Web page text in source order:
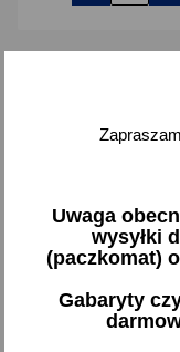
Uszczelniacz zaworu
Skoda 105 120 130
Uwaga
wysyłki
(paczkomat)
Gabaryty